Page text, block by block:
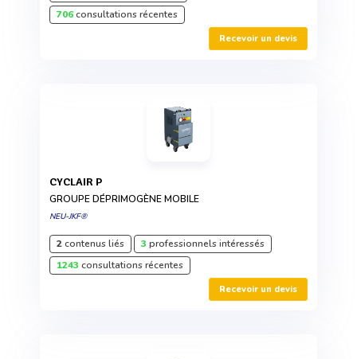
706consultations récentes
Recevoir un devis
CYCLAIR P
GROUPE DÉPRIMOGÈNE MOBILE
NEU-JKF®
2contenus liés 3 professionnels intéressés
1243 consultations récentes
Recevoir un devis